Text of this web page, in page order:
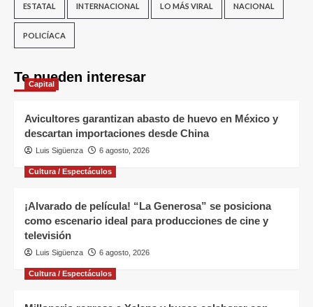
ESTATAL INTERNACIONAL LO MÁS VIRAL NACIONAL
POLICÍACA
Te pueden interesar
Capital
Avicultores garantizan abasto de huevo en México y
descartan importaciones desde China
Luis Sigüenza 6 agosto, 2026
Cultura / Espectáculos
¡Alvarado de película! “La Generosa” se posiciona
como escenario ideal para producciones de cine y
televisión
Luis Sigüenza 6 agosto, 2026
Cultura / Espectáculos